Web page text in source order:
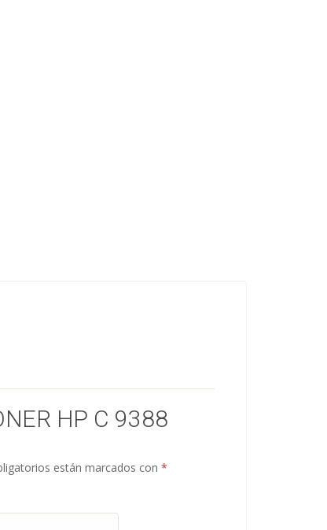
HP C 9388
están marcados con*